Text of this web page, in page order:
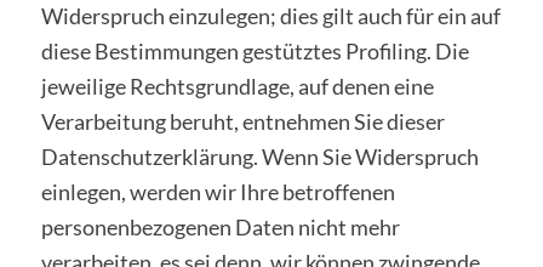
Widerspruch einzulegen; dies gilt auch für ein auf
diese Bestimmungen gestütztes Profiling. Die
jeweilige Rechtsgrundlage, auf denen eine
Verarbeitung beruht, entnehmen Sie dieser
Datenschutzerklärung. Wenn Sie Widerspruch
einlegen, werden wir Ihre betroffenen
personenbezogenen Daten nicht mehr